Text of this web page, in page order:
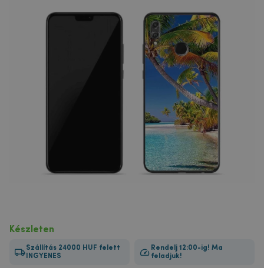
Készleten
Szállítás 24000 HUF felett
INGYENES
Rendelj 12:00-ig! Ma
feladjuk!